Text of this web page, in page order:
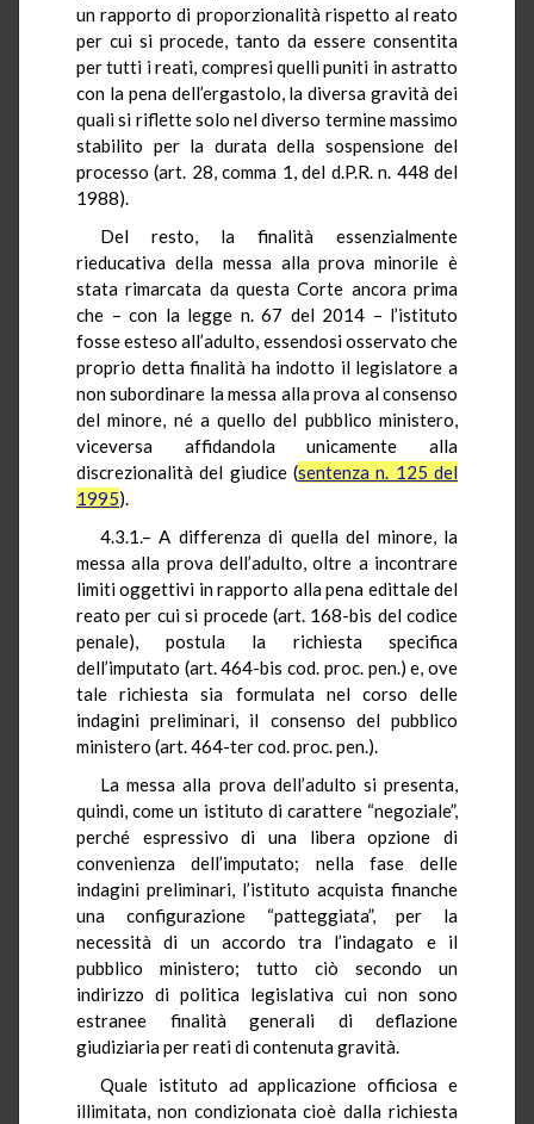
un rapporto di proporzionalità rispetto al reato
per cui si procede, tanto da essere consentita
per tutti i reati, compresi quelli puniti in astratto
con la pena dell’ergastolo, la diversa gravità dei
quali si riflette solo nel diverso termine massimo
stabilito per la durata della sospensione del
processo (art. 28, comma 1, del d.P.R. n. 448 del
1988).
Del resto, la finalità essenzialmente
rieducativa della messa alla prova minorile è
stata rimarcata da questa Corte ancora prima
che – con la legge n. 67 del 2014 – l’istituto
fosse esteso all’adulto, essendosi osservato che
proprio detta finalità ha indotto il legislatore a
non subordinare la messa alla prova al consenso
del minore, né a quello del pubblico ministero,
viceversa affidandola unicamente alla
discrezionalità del giudice (sentenza n. 125 del
1995).
4.3.1.– A differenza di quella del minore, la
messa alla prova dell’adulto, oltre a incontrare
limiti oggettivi in rapporto alla pena edittale del
reato per cui si procede (art. 168-bis del codice
penale), postula la richiesta specifica
dell’imputato (art. 464-bis cod. proc. pen.) e, ove
tale richiesta sia formulata nel corso delle
indagini preliminari, il consenso del pubblico
ministero (art. 464-ter cod. proc. pen.).
La messa alla prova dell’adulto si presenta,
quindi, come un istituto di carattere “negoziale”,
perché espressivo di una libera opzione di
convenienza dell’imputato; nella fase delle
indagini preliminari, l’istituto acquista finanche
una configurazione “patteggiata”, per la
necessità di un accordo tra l’indagato e il
pubblico ministero; tutto ciò secondo un
indirizzo di politica legislativa cui non sono
estranee finalità generali di deflazione
giudiziaria per reati di contenuta gravità.
Quale istituto ad applicazione officiosa e
illimitata, non condizionata cioè dalla richiesta